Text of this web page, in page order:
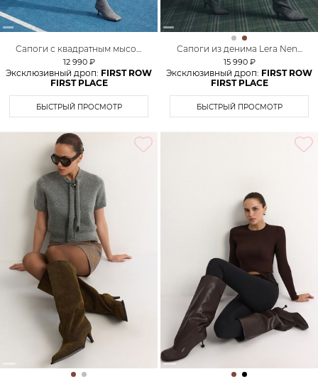
Сапоги с квадратным мысом
Lera Nena Unreal
12 990 ₽
Эксклюзивный дроп: FIRST ROW
FIRST PLACE
БЫСТРЫЙ ПРОСМОТР
Сапоги из денима Lera Nena
Unreal
15 990 ₽
Эксклюзивный дроп: FIRST ROW
FIRST PLACE
БЫСТРЫЙ ПРОСМОТР